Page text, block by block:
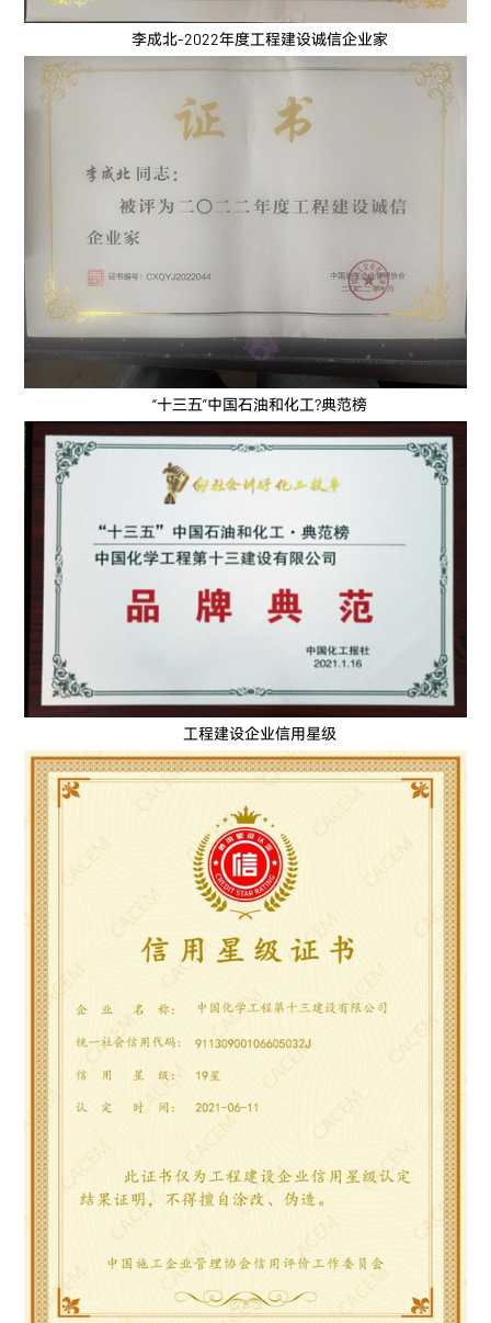
李成北-2022年度工程建设诚信企业家
“十三五”中国石油和化工?典范榜
工程建设企业信用星级